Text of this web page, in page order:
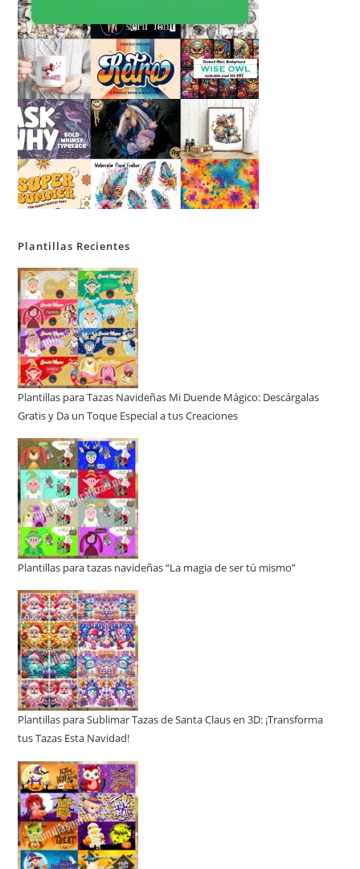
Plantillas Recientes
Plantillas para Tazas Navideñas Mi Duende Mágico: Descárgalas
Gratis y Da un Toque Especial a tus Creaciones
Plantillas para tazas navideñas “La magia de ser tú mismo”
Plantillas para Sublimar Tazas de Santa Claus en 3D: ¡Transforma
tus Tazas Esta Navidad!